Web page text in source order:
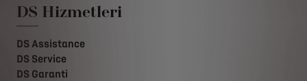
DS Hizmetleri
DS Assistance
DS Service
DS Garanti